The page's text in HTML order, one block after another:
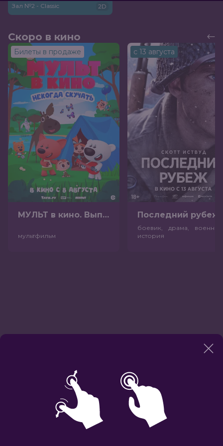
Зал №2 - Classic
2D
Скоро в кино
Билеты в продаже
МУЛЬТ в кино. Выпуск №198. Некогда скучать (0+)
мультфильм
с 13 августа
боевик, драма,
история
Сайт кинотеатра использует cookies для вашего
удобства: сохраняет данные для авторизации,
отслеживает ваши покупки, применяет персональные
Вы можете отключить cookies в настройках
своего браузера, но это повлияет на функциональность